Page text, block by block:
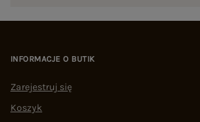
INFORMACJE O BUTIK
Zarejestruj się
Koszyk